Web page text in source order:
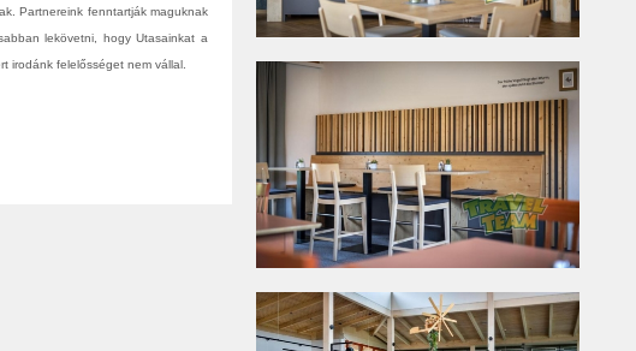
Partnereink fenntartják maguknak
lekövetni, hogy Utasainkat a
irodánk felelősséget nem vállal.